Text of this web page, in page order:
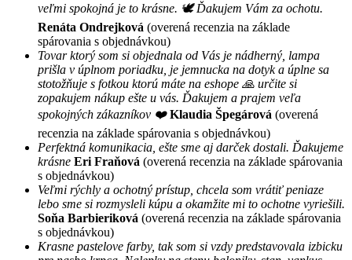
veľmi spokojná je to krásne. 🕊 Ďakujem Vám za ochotu.
Renáta Ondrejková (overená recenzia na základe
spárovania s objednávkou)
Tovar ktorý som si objednala od Vás je nádherný, lampa
prišla v úplnom poriadku, je jemnucka na dotyk a úplne sa
stotožňuje s fotkou ktorú máte na eshope 🙏 určite si
zopakujem nákup ešte u vás. Ďakujem a prajem veľa
spokojných zákazníkov ❤️ Klaudia Špegárová (overená
recenzia na základe spárovania s objednávkou)
Perfektná komunikacia, ešte sme aj darček dostali. Ďakujeme
krásne Eri Fraňová (overená recenzia na základe spárovania
s objednávkou)
Veľmi rýchly a ochotný prístup, chcela som vrátiť peniaze
lebo sme si rozmysleli kúpu a okamžite mi to ochotne vyriešili.
Soňa Barbieriková (overená recenzia na základe spárovania
s objednávkou)
Krasne pastelove farby, tak som si vzdy predstavovala izbicku